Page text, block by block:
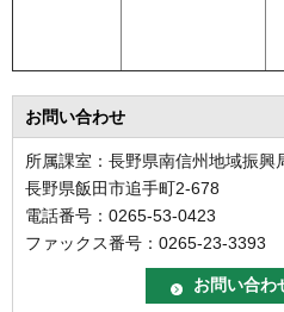
お問い合わせ
所属課室：長野県南信州地域振興
長野県飯田市追手町2-678
電話番号：0265-53-0423
ファックス番号：0265-23-3393